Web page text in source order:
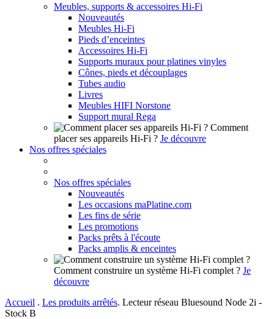
Meubles, supports & accessoires Hi-Fi
Nouveautés
Meubles Hi-Fi
Pieds d’enceintes
Accessoires Hi-Fi
Supports muraux pour platines vinyles
Cônes, pieds et découplages
Tubes audio
Livres
Meubles HIFI Norstone
Support mural Rega
Comment
placer ses appareils Hi-Fi ? Je découvre
Nos offres spéciales
Nos offres spéciales
Nouveautés
Les occasions maPlatine.com
Les fins de série
Les promotions
Packs prêts à l'écoute
Packs amplis & enceintes
Comment construire un système Hi-Fi complet ? Je
découvre
Accueil . Les produits arrêtés. Lecteur réseau Bluesound Node 2i -
Stock B